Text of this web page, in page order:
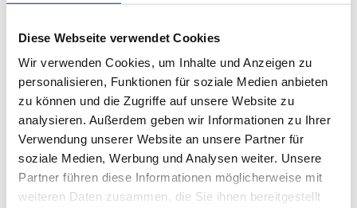
Diese Webseite verwendet Cookies
Wir verwenden Cookies, um Inhalte und Anzeigen zu
personalisieren, Funktionen für soziale Medien anbieten
zu können und die Zugriffe auf unsere Website zu
analysieren. Außerdem geben wir Informationen zu Ihrer
Verwendung unserer Website an unsere Partner für
soziale Medien, Werbung und Analysen weiter. Unsere
Partner führen diese Informationen möglicherweise mit
weiteren Daten zusammen, die Sie ihnen bereitgestellt
SONNE UND SCHÖNHEIT IN EINEM!
Das Wohlfühlpaket aus UV- und rotem Collagenlicht bietet dir die
Möglichkeit die positiven Effekte der Sonne mit dem
hautverjüngenden und hautstraffenden Effekten des Beauty-Lights
zu kombinieren.